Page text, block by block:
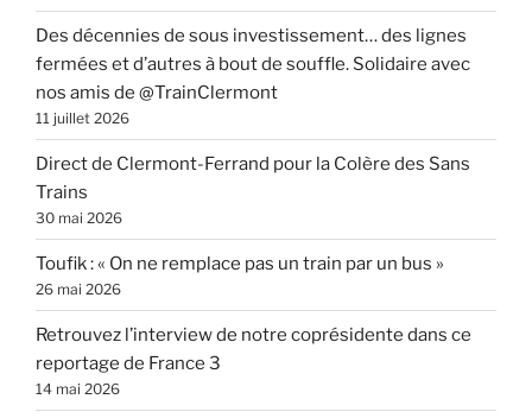
Des décennies de sous investissement… des lignes
fermées et d’autres à bout de souffle. Solidaire avec
nos amis de @TrainClermont
11 juillet 2026
Direct de Clermont-Ferrand pour la Colère des Sans
Trains
30 mai 2026
Toufik : « On ne remplace pas un train par un bus »
26 mai 2026
Retrouvez l’interview de notre coprésidente dans ce
reportage de France 3
14 mai 2026